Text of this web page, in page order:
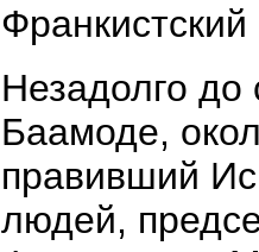
Незадолго
Баамоде,
правивший
людей,